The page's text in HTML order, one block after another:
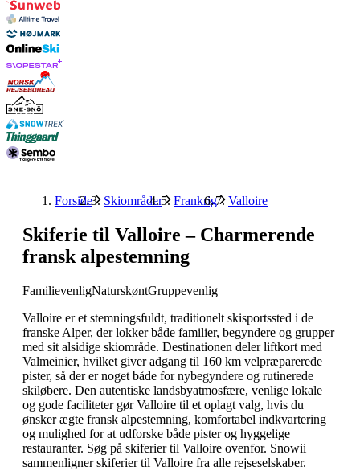
Forside Skiområder Frankrig Valloire
Skiferie til Valloire – Charmerende
fransk alpestemning
FamilievenligNaturskøntGruppevenlig
Valloire er et stemningsfuldt, traditionelt skisportssted i de
franske Alper, der lokker både familier, begyndere og grupper
med sit alsidige skiområde. Destinationen deler liftkort med
Valmeinier, hvilket giver adgang til 160 km velpræparerede
pister, så der er noget både for nybegyndere og rutinerede
skiløbere. Den autentiske landsbyatmosfære, venlige lokale
og gode faciliteter gør Valloire til et oplagt valg, hvis du
ønsker ægte fransk alpestemning, komfortabel indkvartering
og mulighed for at udforske både pister og hyggelige
restauranter. Søg på skiferier til Valloire ovenfor. Snowii
sammenligner skiferier til Valloire fra alle rejseselskaber.